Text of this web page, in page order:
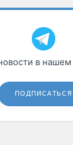
в нашем
ПОДПИСАТЬСЯ